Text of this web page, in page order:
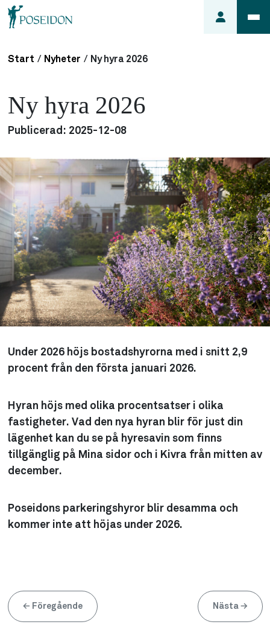
hyra
Så här
söker du
lägenhet
Start / Nyheter / Ny hyra 2026
Ny hyra 2026
Publicerad: 2025-12-08
Under 2026 höjs bostadshyrorna med i snitt 2,9
procent från den första januari 2026.
Hyran höjs med olika procentsatser i olika
fastigheter. Vad den nya hyran blir för just din
lägenhet kan du se på hyresavin som finns
tillgänglig på Mina sidor och i Kivra från mitten av
december.
Poseidons parkeringshyror blir desamma och
kommer inte att höjas under 2026.
← Föregående Nästa →